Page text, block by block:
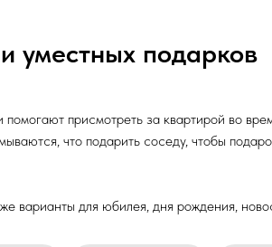
уместных подарков
присмотреть за квартирой во
что подарить соседу, чтобы
варианты для юбилея, дня рождения,